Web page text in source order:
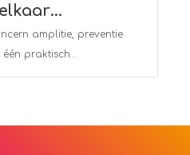
amplitie, preventie
praktisch